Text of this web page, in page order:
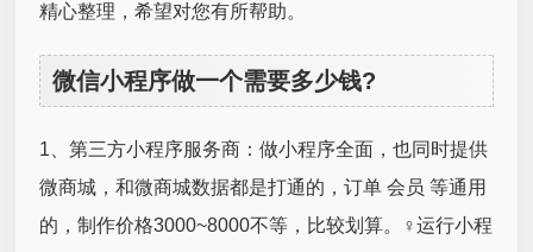
精心整理，希望对您有所帮助。
微信小程序做一个需要多少钱?
1、第三方小程序服务商：做小程序全面，也同时提供
微商城，和微商城数据都是打通的，订单 会员 等通用
的，制作价格3000~8000不等，比较划算。♀运行小程